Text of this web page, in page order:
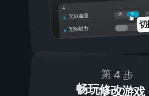
开
关
无限血量
无限耐力
切
第 4 步
畅玩修改游戏